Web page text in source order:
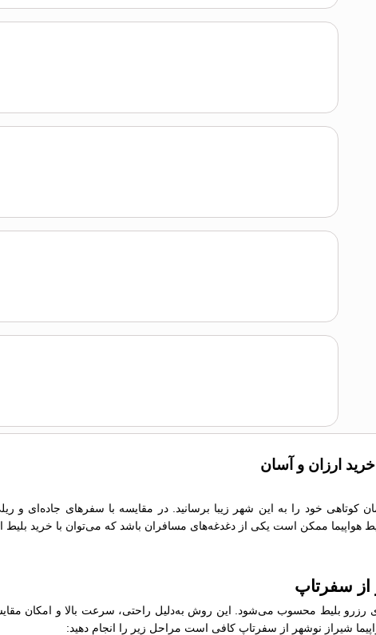
ارزان و آسان
کوتاهی خود را به این شهر زیبا برسانید. در مقایسه با سفرهای جاده‌ای
هواپیما ممکن است یکی از دغدغه‌های مسافران باشد که می‌توان با خرید بلیط
از سفرتاپ
بلیط محسوب می‌شود. این روش به‌دلیل راحتی، سرعت بالا و امکان
شیراز نوشهر از سفرتاپ کافی است مراحل زیر را انجام دهید: